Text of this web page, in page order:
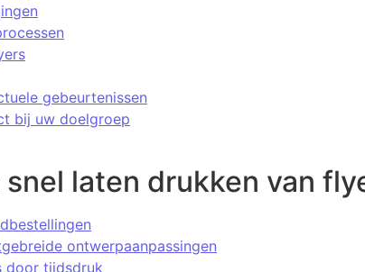
gebeurtenissen
bij uw doelgroep
laten drukken van
ontwerpaanpassingen
door tijdsdruk